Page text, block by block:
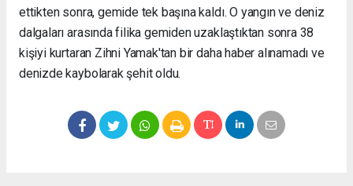
ettikten sonra, gemide tek başına kaldı. O yangın ve deniz
dalgaları arasında filika gemiden uzaklaştıktan sonra 38
kişiyi kurtaran Zihni Yamak'tan bir daha haber alınamadı ve
denizde kaybolarak şehit oldu.